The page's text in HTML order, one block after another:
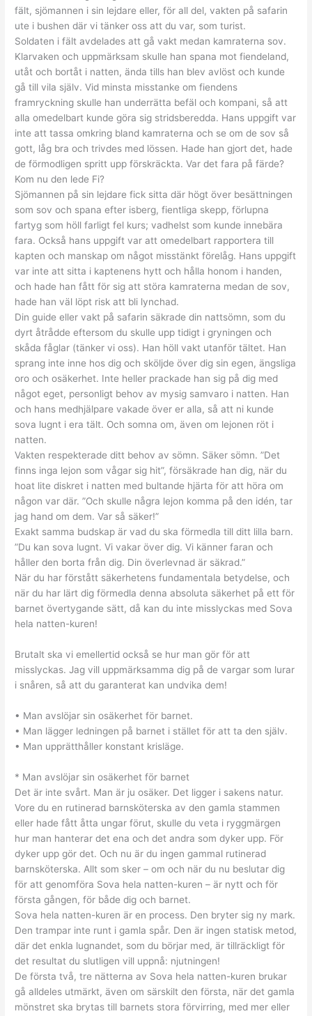
fält, sjömannen i sin lejdare eller, för all del, vakten på safarin
ute i bushen där vi tänker oss att du var, som turist.
Soldaten i fält avdelades att gå vakt medan kamraterna sov.
Klarvaken och uppmärksam skulle han spana mot fiendeland,
utåt och bortåt i natten, ända tills han blev avlöst och kunde
gå till vila själv. Vid minsta misstanke om fiendens
framryckning skulle han underrätta befäl och kompani, så att
alla omedelbart kunde göra sig stridsberedda. Hans uppgift var
inte att tassa omkring bland kamraterna och se om de sov så
gott, låg bra och trivdes med lössen. Hade han gjort det, hade
de förmodligen spritt upp förskräckta. Var det fara på färde?
Kom nu den lede Fi?
Sjömannen på sin lejdare fick sitta där högt över besättningen
som sov och spana efter isberg, fientliga skepp, förlupna
fartyg som höll farligt fel kurs; vadhelst som kunde innebära
fara. Också hans uppgift var att omedelbart rapportera till
kapten och manskap om något misstänkt förelåg. Hans uppgift
var inte att sitta i kaptenens hytt och hålla honom i handen,
och hade han fått för sig att störa kamraterna medan de sov,
hade han väl löpt risk att bli lynchad.
Din guide eller vakt på safarin säkrade din nattsömn, som du
dyrt åtrådde eftersom du skulle upp tidigt i gryningen och
skåda fåglar (tänker vi oss). Han höll vakt utanför tältet. Han
sprang inte inne hos dig och sköljde över dig sin egen, ängsliga
oro och osäkerhet. Inte heller prackade han sig på dig med
något eget, personligt behov av mysig samvaro i natten. Han
och hans medhjälpare vakade över er alla, så att ni kunde
sova lugnt i era tält. Och somna om, även om lejonen röt i
natten.
Vakten respekterade ditt behov av sömn. Säker sömn. ”Det
finns inga lejon som vågar sig hit”, försäkrade han dig, när du
hoat lite diskret i natten med bultande hjärta för att höra om
någon var där. ”Och skulle några lejon komma på den idén, tar
jag hand om dem. Var så säker!”
Exakt samma budskap är vad du ska förmedla till ditt lilla barn.
”Du kan sova lugnt. Vi vakar över dig. Vi känner faran och
håller den borta från dig. Din överlevnad är säkrad.”
När du har förstått säkerhetens fundamentala betydelse, och
när du har lärt dig förmedla denna absoluta säkerhet på ett för
barnet övertygande sätt, då kan du inte misslyckas med Sova
hela natten-kuren!
Brutalt ska vi emellertid också se hur man gör för att
misslyckas. Jag vill uppmärksamma dig på de vargar som lurar
i snåren, så att du garanterat kan undvika dem!
• Man avslöjar sin osäkerhet för barnet.
• Man lägger ledningen på barnet i stället för att ta den själv.
• Man upprätthåller konstant krisläge.
* Man avslöjar sin osäkerhet för barnet
Det är inte svårt. Man är ju osäker. Det ligger i sakens natur.
Vore du en rutinerad barnsköterska av den gamla stammen
eller hade fått åtta ungar förut, skulle du veta i ryggmärgen
hur man hanterar det ena och det andra som dyker upp. För
dyker upp gör det. Och nu är du ingen gammal rutinerad
barnsköterska. Allt som sker – om och när du nu beslutar dig
för att genomföra Sova hela natten-kuren – är nytt och för
första gången, för både dig och barnet.
Sova hela natten-kuren är en process. Den bryter sig ny mark.
Den trampar inte runt i gamla spår. Den är ingen statisk metod,
där det enkla lugnandet, som du börjar med, är tillräckligt för
det resultat du slutligen vill uppnå: njutningen!
De första två, tre nätterna av Sova hela natten-kuren brukar
gå alldeles utmärkt, även om särskilt den första, när det gamla
mönstret ska brytas till barnets stora förvirring, med mer eller